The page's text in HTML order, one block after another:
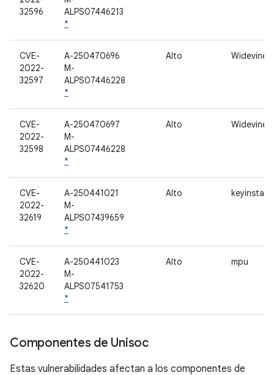
32596
ALPS07446213
*
CVE-
2022-
32597
A-250470696
M-
ALPS07446228
*
Alto Widevine
CVE-
2022-
32598
A-250470697
M-
ALPS07446228
*
Alto Widevine
CVE-
2022-
32619
A-250441021
M-
ALPS07439659
*
Alto keyinstall
CVE-
2022-
32620
A-250441023
M-
ALPS07541753
*
Alto mpu
Componentes de Unisoc
Estas vulnerabilidades afectan a los componentes de